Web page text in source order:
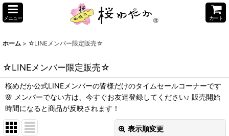
メニュー カート
ホーム > ☆LINEメンバー限定販売☆
☆LINEメンバー限定販売☆
桜めだか公式LINEメンバーの皆様だけのタイムセールコーナーです
🌸 メンバーでない方は、今すぐお友達登録してください♪ 販売開始
時間になると商品が反映されます！
表示順変更